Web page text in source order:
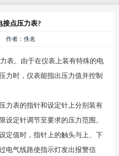
接点压力表?
作者：佚名
表。由于在仪表上装有特殊的电
力时，仪表能指出压力值并控制
力表的指针和设定针上分别装有
设定针调节至要求的压力范围。
定值时，指针上的触头与上、下
电气线路使指示灯发出报警信